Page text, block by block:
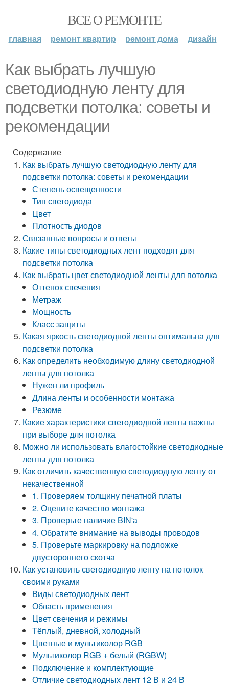
ВСЕ О РЕМОНТЕ
главная ремонт квартир ремонт дома дизайн
Как выбрать лучшую
светодиодную ленту для
подсветки потолка: советы и
рекомендации
Содержание
Как выбрать лучшую светодиодную ленту для
подсветки потолка: советы и рекомендации
Степень освещенности
Тип светодиода
Цвет
Плотность диодов
Связанные вопросы и ответы
Какие типы светодиодных лент подходят для
подсветки потолка
Как выбрать цвет светодиодной ленты для потолка
Оттенок свечения
Метраж
Мощность
Класс защиты
Какая яркость светодиодной ленты оптимальна для
подсветки потолка
Как определить необходимую длину светодиодной
ленты для потолка
Нужен ли профиль
Длина ленты и особенности монтажа
Резюме
Какие характеристики светодиодной ленты важны
при выборе для потолка
Можно ли использовать влагостойкие светодиодные
ленты для потолка
Как отличить качественную светодиодную ленту от
некачественной
1. Проверяем толщину печатной платы
2. Оцените качество монтажа
3. Проверьте наличие BIN'а
4. Обратите внимание на выводы проводов
5. Проверьте маркировку на подложке
двустороннего скотча
Как установить светодиодную ленту на потолок
своими руками
Виды светодиодных лент
Область применения
Цвет свечения и режимы
Тёплый, дневной, холодный
Цветные и мультиколор RGB
Мультиколор RGB + белый (RGBW)
Подключение и комплектующие
Отличие светодиодных лент 12 В и 24 В